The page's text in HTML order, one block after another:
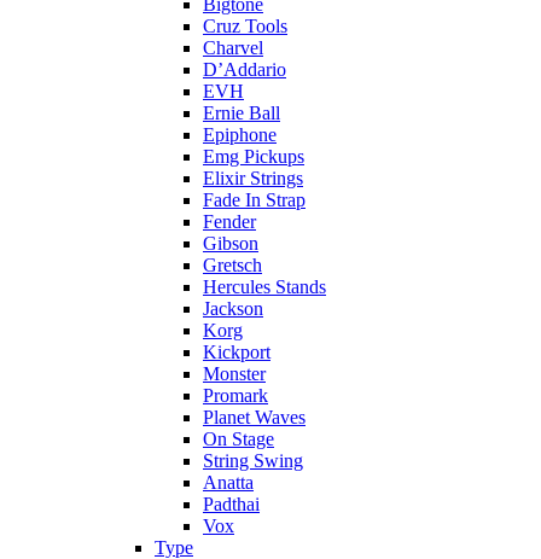
Bigtone
Cruz Tools
Charvel
D’Addario
EVH
Ernie Ball
Epiphone
Emg Pickups
Elixir Strings
Fade In Strap
Fender
Gibson
Gretsch
Hercules Stands
Jackson
Korg
Kickport
Monster
Promark
Planet Waves
On Stage
String Swing
Anatta
Padthai
Vox
Type